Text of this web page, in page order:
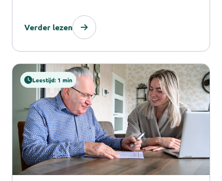
functioneren.
Verder lezen
Leestijd: 1 min